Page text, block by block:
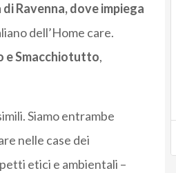
Ravenna, dove impiega
dell’Home care.
e Smacchiotutto,
Siamo entrambe
nelle case dei
etici e ambientali –